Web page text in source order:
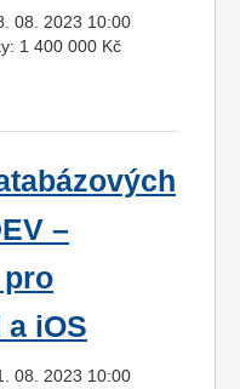
08. 2023 10:00
1 400 000 Kč
–
iOS
08. 2023 10:00